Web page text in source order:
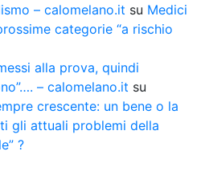
– calomelano.it su Medici
categorie “a rischio
alla prova, quindi
– calomelano.it su
crescente: un bene o la
gli attuali problemi della
?